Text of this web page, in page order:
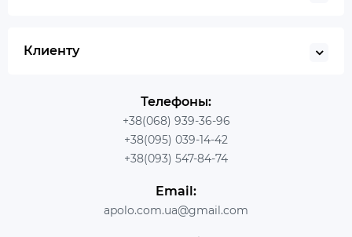
Клиенту
Телефоны:
+38(068) 939-36-96
+38(095) 039-14-42
+38(093) 547-84-74
Email:
apolo.com.ua@gmail.com